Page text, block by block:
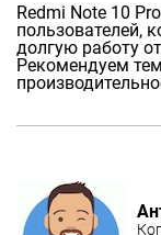
Redmi Note 10
пользователей,
долгую работу
Рекомендуем